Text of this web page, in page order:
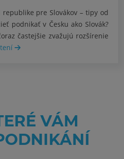
republike pre Slovákov – tipy od
podnikať v Česku ako Slovák?
častejšie zvažujú rozšírenie
VÁM